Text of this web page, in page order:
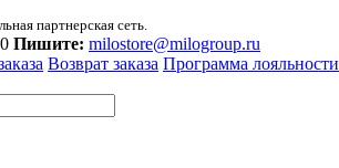
партнерская сеть.
Пишите: milostore@milogroup.ru
Возврат заказа Программа лояльности